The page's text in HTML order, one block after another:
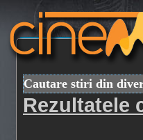
Cautare stiri din
Rezultatele